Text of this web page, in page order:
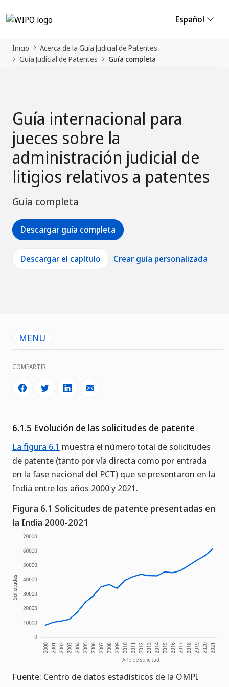
Español
Inicio
Acerca de la Guía Judicial de Patentes
Guía Judicial de Patentes
Guía completa
Guía internacional para
jueces sobre la
administración judicial de
litigios relativos a patentes
Guía completa
Descargar guía completa
Descargar el capítulo Crear guía personalizada
MENU
COMPARTIR
6.1.5 Evolución de las solicitudes de patente
La figura 6.1 muestra el número total de solicitudes
de patente (tanto por vía directa como por entrada
en la fase nacional del PCT) que se presentaron en la
India entre los años 2000 y 2021.
Figura 6.1 Solicitudes de patente presentadas en
la India 2000-2021
Fuente: Centro de datos estadísticos de la OMPI